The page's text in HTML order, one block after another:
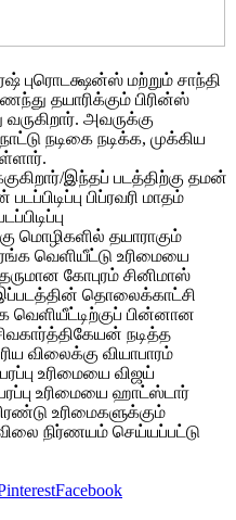
புரொடக்ஷன்ஸ் மற்றும் சாந்தி
தயாரிக்கும் பிரின்ஸ்
அவருக்கு
நடிகை நடிக்க, முக்கிய
இந்தப் படத்திற்கு தமன்
பிப்ரவரி மாதம்
மொழிகளில் தயாராகும்
வெளியீட்டு உரிமையை
கோபுரம் சினிமாஸ்
தொலைக்காட்சி
வெளியீட்டிற்குப் பின்னான
நடித்த
விலைக்கு வியாபாரம்
உரிமையை விஜய்
உரிமையை ஹாட்ஸ்டார்
உரிமைகளுக்கும்
விலை நிர்ணயம் செய்யப்பட்டு
Facebook